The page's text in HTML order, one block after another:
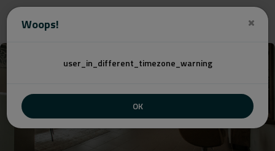
Woops!
user_in_different_timezone_warning
OK